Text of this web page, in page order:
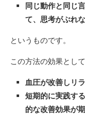
同じ動作と同じ
て、思考がぶれ
というものです。
この方法の効果とし
血圧が改善しリ
短期的に実践す
的な改善効果が